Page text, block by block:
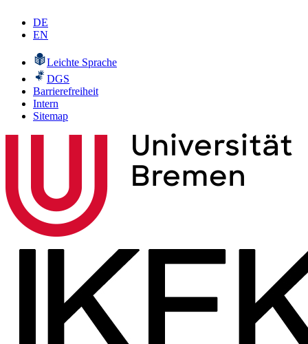
DE
EN
Leichte Sprache
DGS
Barrierefreiheit
Intern
Sitemap